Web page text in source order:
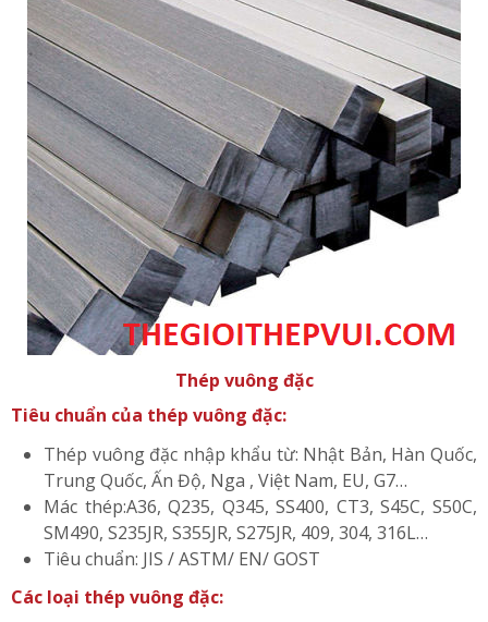
Thép vuông đặc
Tiêu chuẩn của thép vuông đặc:
Thép vuông đặc nhập khẩu từ: Nhật Bản, Hàn Quốc,
Trung Quốc, Ấn Độ, Nga , Việt Nam, EU, G7…
Mác thép:A36, Q235, Q345, SS400, CT3, S45C, S50C,
SM490, S235JR, S355JR, S275JR, 409, 304, 316L…
Tiêu chuẩn: JIS / ASTM/ EN/ GOST
Các loại thép vuông đặc: